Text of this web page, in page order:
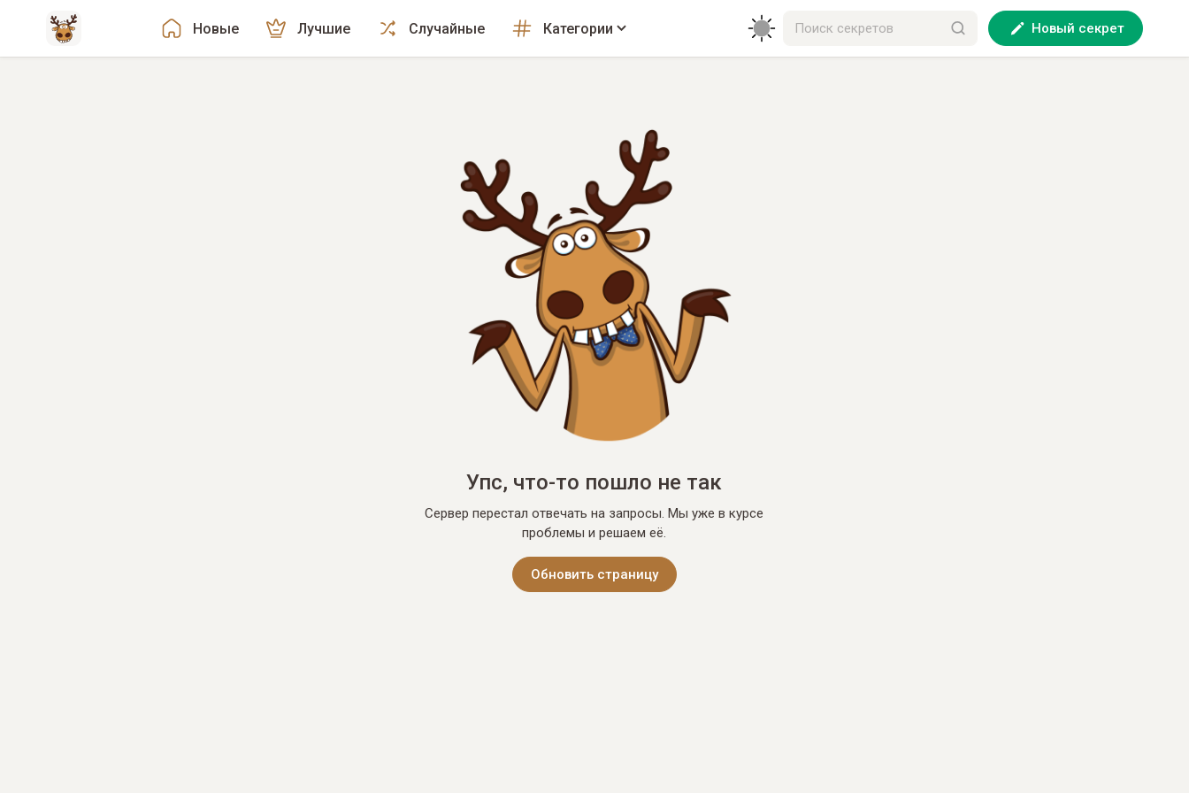
Новые Лучшие Случайные Категории Новый секрет
Упс, что-то пошло не так
Сервер перестал отвечать на запросы. Мы уже в курсе
проблемы и решаем её.
Обновить страницу